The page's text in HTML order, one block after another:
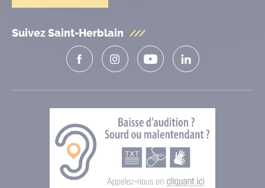
Suivez Saint-Herblain